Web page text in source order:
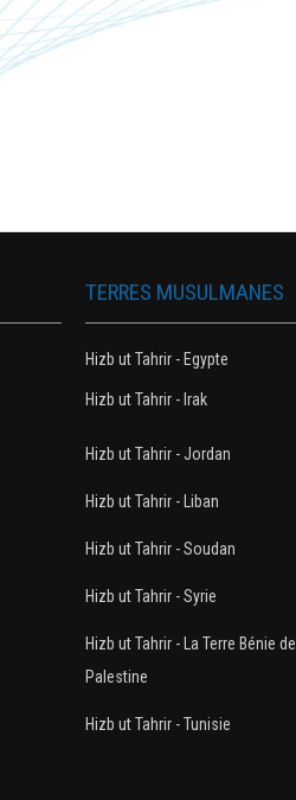
TERRES MUSULMANES
Hizb ut Tahrir - Egypte
Hizb ut Tahrir - Irak
Hizb ut Tahrir - Jordan
Hizb ut Tahrir - Liban
Hizb ut Tahrir - Soudan
Hizb ut Tahrir - Syrie
Hizb ut Tahrir - La Terre Bénie de
Palestine
Hizb ut Tahrir - Tunisie